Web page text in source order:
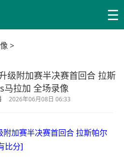
☰
>
级附加赛半决赛首回合 拉斯
马拉加 全场录像
2026年06月08日 06:33
加赛半决赛首回合 拉斯帕尔
比分]